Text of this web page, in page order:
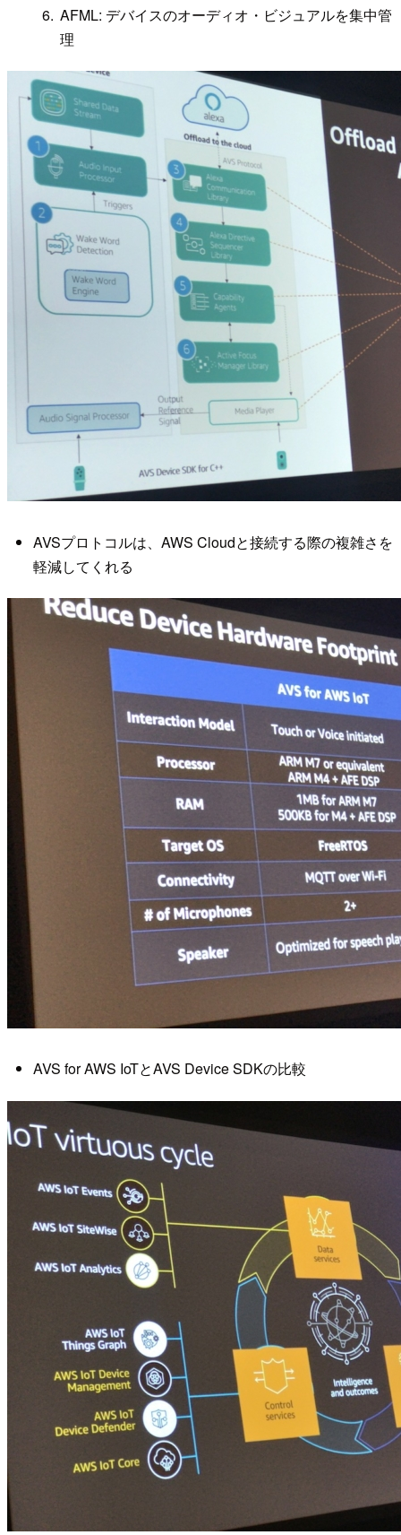
AFML: デバイスのオーディオ・ビジュアルを集中管
理
AVSプロトコルは、AWS Cloudと接続する際の複雑さを
軽減してくれる
AVS for AWS IoTとAVS Device SDKの比較